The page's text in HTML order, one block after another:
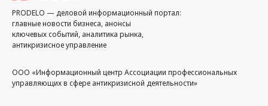
PRODELO — деловой информационный портал:
главные новости бизнеса, анонсы
ключевых событий, аналитика рынка,
антикризисное управление
ООО «Информационный центр Ассоциации профессиональных
управляющих в сфере антикризисной деятельности»